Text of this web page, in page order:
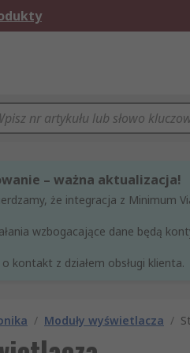
– ważna aktualizacja!
że integracja z Minimum
wzbogacające dane będą
kontakt z działem obsługi klienta.
/ Moduły wyświetlacza /